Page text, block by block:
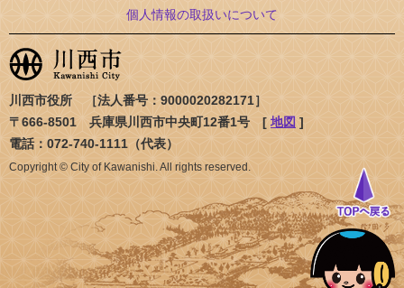
個人情報の取扱いについて
川西市役所 ［法人番号：9000020282171］
〒666-8501 兵庫県川西市中央町12番1号 [ 地図 ]
電話：072-740-1111（代表）
Copyright © City of Kawanishi. All rights reserved.